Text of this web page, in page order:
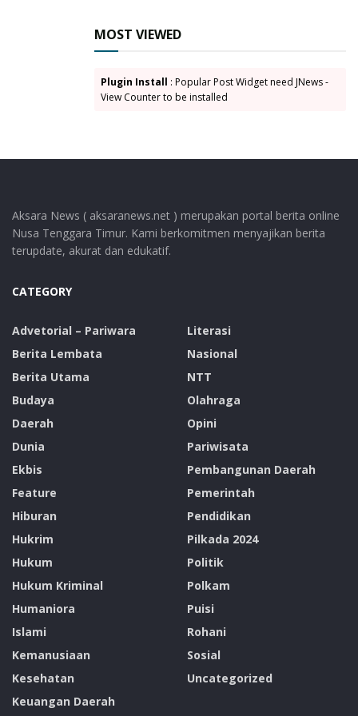
Petrus Kanisius Tuaq
MOST VIEWED
Plugin Install : Popular Post Widget need JNews -
View Counter to be installed
Aksara News ( aksaranews.net ) merupakan portal berita online
Nusa Tenggara Timur. Kami berkomitmen menyajikan berita
terupdate, akurat dan edukatif.
CATEGORY
Advetorial – Pariwara
Berita Lembata
Berita Utama
Budaya
Daerah
Dunia
Ekbis
Feature
Hiburan
Hukrim
Hukum
Hukum Kriminal
Humaniora
Islami
Kemanusiaan
Kesehatan
Keuangan Daerah
Literasi
Nasional
NTT
Olahraga
Opini
Pariwisata
Pembangunan Daerah
Pemerintah
Pendidikan
Pilkada 2024
Politik
Polkam
Puisi
Rohani
Sosial
Uncategorized